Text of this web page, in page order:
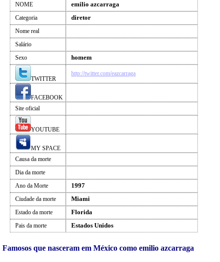
NOME emilio azcarraga
Categoria diretor
Nome real
Salário
Sexo
homem
TWITTER
http://twitter.com/eazcarraga
FACEBOOK
Site oficial
YOUTUBE
MY SPACE
Causa da morte
Dia da morte
Ano da Morte
1997
Ciudade da morte Miami
Estado da morte Florida
Pais da morte Estados Unidos
Famosos que nasceram em México como emilio azcarraga